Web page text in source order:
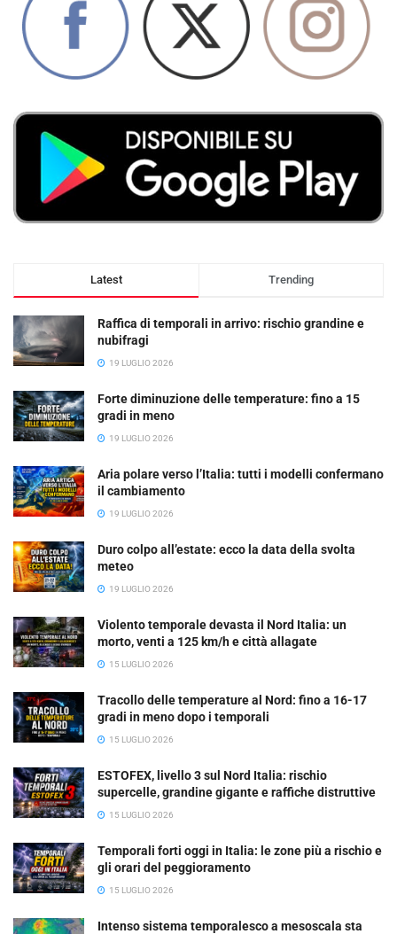
Latest Trending
Raffica di temporali in arrivo: rischio grandine e
nubifragi
19 LUGLIO 2026
Forte diminuzione delle temperature: fino a 15
gradi in meno
19 LUGLIO 2026
Aria polare verso l’Italia: tutti i modelli confermano
il cambiamento
19 LUGLIO 2026
Duro colpo all’estate: ecco la data della svolta
meteo
19 LUGLIO 2026
Violento temporale devasta il Nord Italia: un
morto, venti a 125 km/h e città allagate
15 LUGLIO 2026
Tracollo delle temperature al Nord: fino a 16-17
gradi in meno dopo i temporali
15 LUGLIO 2026
ESTOFEX, livello 3 sul Nord Italia: rischio
supercelle, grandine gigante e raffiche distruttive
15 LUGLIO 2026
Temporali forti oggi in Italia: le zone più a rischio e
gli orari del peggioramento
15 LUGLIO 2026
Intenso sistema temporalesco a mesoscala sta